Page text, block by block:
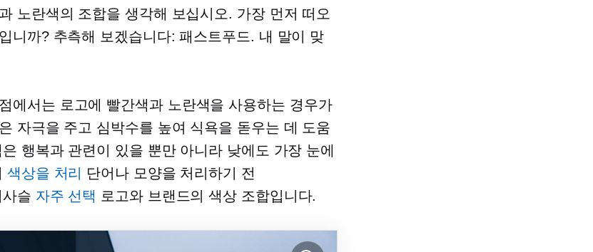
노란색의 조합을 생각해 보십시오. 가장 먼저 떠오
니까? 추측해 보겠습니다: 패스트푸드. 내 말이 맞
에서는 로고에 빨간색과 노란색을 사용하는 경우가
자극을 주고 심박수를 높여 식욕을 돋우는 데 도움
행복과 관련이 있을 뿐만 아니라 낮에도 가장 눈에
색상을 처리
단어나 모양을 처리하기 전
사슬 자주 선택 로고와 브랜드의 색상 조합입니다.